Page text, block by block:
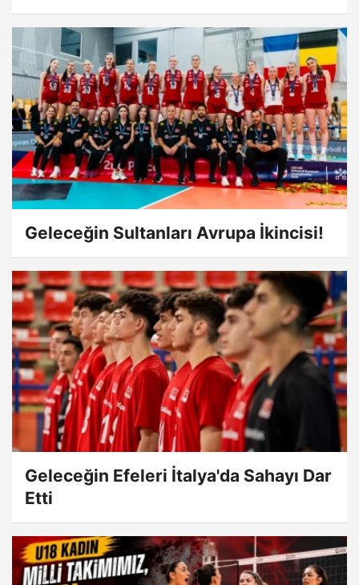
Geleceğin Sultanları Avrupa İkincisi!
Geleceğin Efeleri İtalya'da Sahayı Dar
Etti